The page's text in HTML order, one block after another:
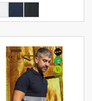
Ver producto